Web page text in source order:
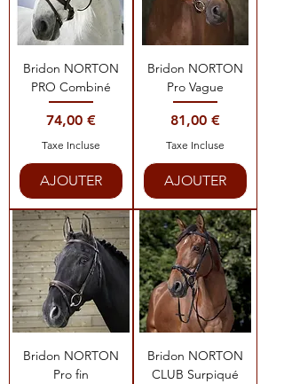
Bridon NORTON
PRO Combiné
Prix
74,00 €
Taxe Incluse
AJOUTER
Bridon NORTON
Pro Vague
Prix
81,00 €
Taxe Incluse
AJOUTER
Bridon NORTON
Pro fin
Bridon NORTON
CLUB Surpiqué